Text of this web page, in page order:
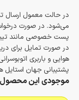
در حالت معمول ارسال
می‌شود. در صورت
پست خصوصی مانند
در صورت تمایل برای
هوایی و باربری
پشتیبانی جهان
موجودی این محصول